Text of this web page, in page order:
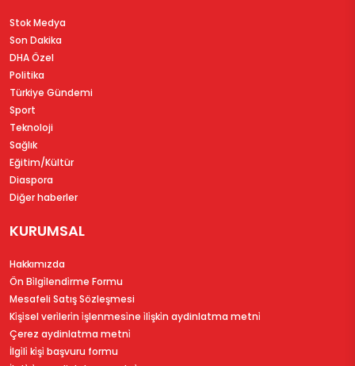
Stok Medya
Son Dakika
DHA Özel
Politika
Türkiye Gündemi
Sport
Teknoloji
Sağlık
Eğitim/Kültür
Diaspora
Diğer haberler
KURUMSAL
Hakkımızda
Ön Bi̇lgi̇lendi̇rme Formu
Mesafeli Satış Sözleşmesi
Ki̇şi̇sel veri̇leri̇n i̇şlenmesi̇ne i̇li̇şki̇n aydinlatma metni̇
Çerez aydinlatma metni̇
İlgi̇li̇ ki̇şi̇ başvuru formu